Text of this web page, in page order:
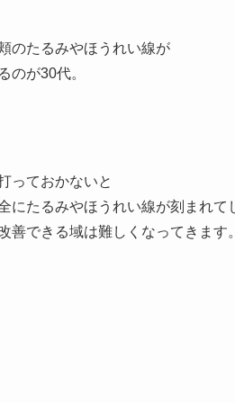
のたるみやほうれい線が
のが30代。
っておかないと
にたるみやほうれい線が刻まれて
善できる域は難しくなってきます。